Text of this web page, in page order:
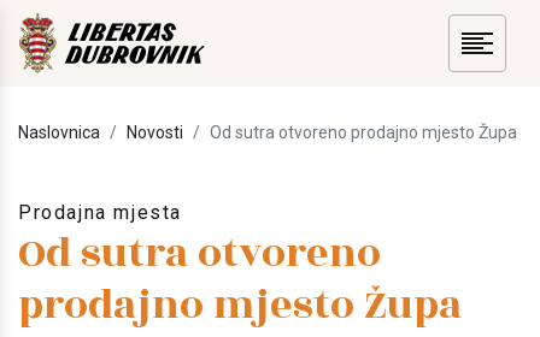
Naslovnica Novosti Od sutra otvoreno prodajno mjesto Župa
Prodajna mjesta
Od sutra otvoreno
prodajno mjesto Župa